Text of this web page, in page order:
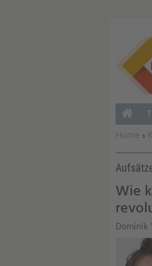
Sie
Home ›
Wie
Dominik